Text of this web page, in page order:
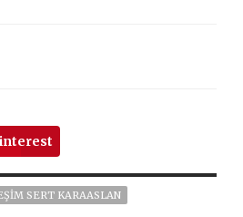
SERT KARAASLAN